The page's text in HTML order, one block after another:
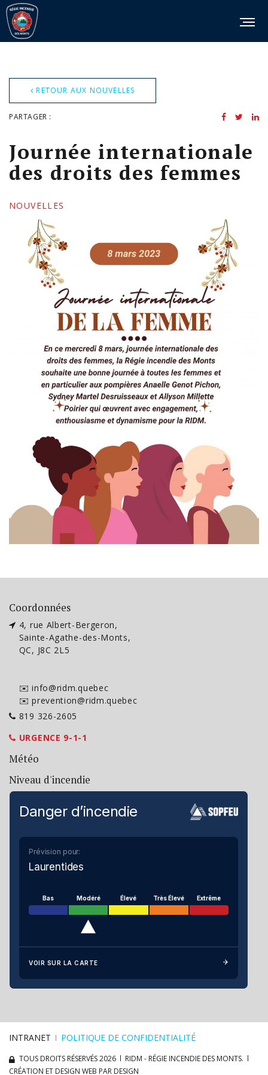
RETOUR AUX NOUVELLES
PARTAGER :
Journée internationale
des droits des femmes
NOUVELLES
Coordonnées
4, rue Albert-Bergeron,
Sainte-Agathe-des-Monts,
QC, J8C 2L5
✉️ info@ridm.quebec
✉️ prevention@ridm.quebec
819 326-2605
URGENCE 9-1-1
Météo
Niveau d'incendie
Danger d’incendie
Prévision pour:
Laurentides
Bas Modéré Élevé Très Élevé Extrême
VOIR SUR LA CARTE
INTRANET POLITIQUE DE CONFIDENTIALITÉ
TOUS DROITS RÉSERVÉS 2026
RIDM - RÉGIE INCENDIE DES MONTS.
CRÉATION ET DESIGN WEB PAR DESIGN